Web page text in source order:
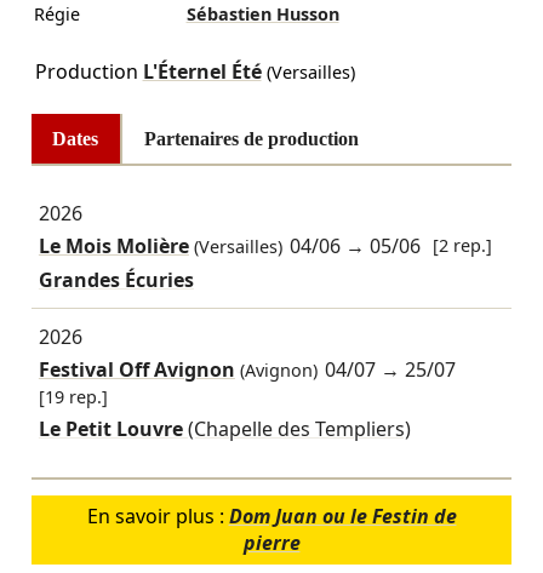
Régie Sébastien Husson
Production L'Éternel Été(Versailles)
Dates Partenaires de production
2026
Le Mois Molière(Versailles) 04/06 →05/06 [2 rep.]
Grandes Écuries
2026
Festival Off Avignon (Avignon) 04/07 →25/07
[19 rep.]
Le Petit Louvre(Chapelle des Templiers)
En savoir plus : Dom Juan ou le Festin de
pierre